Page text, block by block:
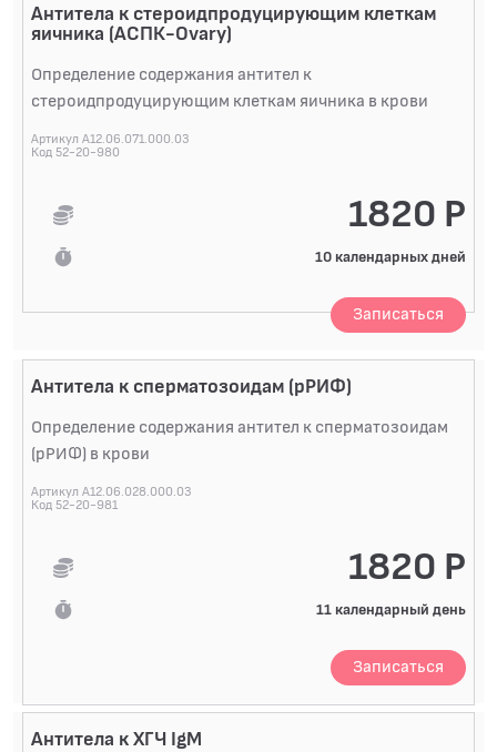
Антитела к стероидпродуцирующим клеткам
яичника (АСПК-Ovary)
Определение содержания антител к
стероидпродуцирующим клеткам яичника в крови
Артикул A12.06.071.000.03
Код 52-20-980
1820 Р
10 календарных дней
Записаться
Антитела к сперматозоидам (рРИФ)
Определение содержания антител к сперматозоидам
(рРИФ) в крови
Артикул A12.06.028.000.03
Код 52-20-981
1820 Р
11 календарный день
Записаться
Антитела к ХГЧ IgM